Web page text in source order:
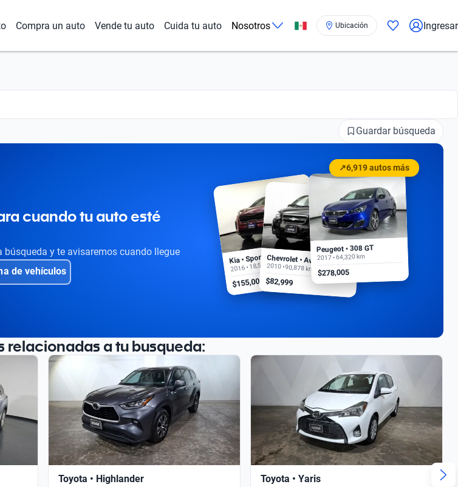
Compra un auto Vende tu auto Cuida tu auto Nosotros Ubicación Ingresar
Guardar búsqueda
cuando tu auto esté
búsqueda y te avisaremos cuando llegue
de vehículos
↗6,919 autos más
Kia • Sportage EX
2016 • 18,500 km
$155,000
Chevrolet • Aveo
2010 • 90,878 km
$82,999
Peugeot • 308 GT
2017 • 64,320 km
$278,005
relacionadas a tu busqueda:
Toyota • Highlander Toyota • Yaris